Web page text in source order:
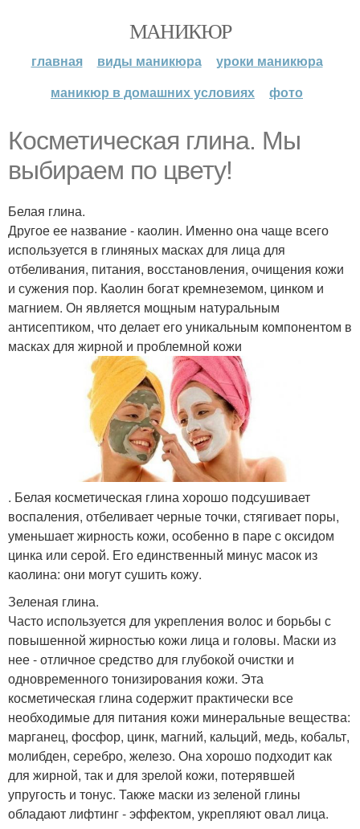
МАНИКЮР
главная виды маникюра
уроки маникюра
маникюр в домашних условиях
фото
Косметическая глина. Мы
выбираем по цвету!
Белая глина.
Другое ее название - каолин. Именно она чаще всего
используется в глиняных масках для лица для
отбеливания, питания, восстановления, очищения кожи
и сужения пор. Каолин богат кремнеземом, цинком и
магнием. Он является мощным натуральным
антисептиком, что делает его уникальным компонентом в
масках для жирной и проблемной кожи
. Белая косметическая глина хорошо подсушивает
воспаления, отбеливает черные точки, стягивает поры,
уменьшает жирность кожи, особенно в паре с оксидом
цинка или серой. Его единственный минус масок из
каолина: они могут сушить кожу.
Зеленая глина.
Часто используется для укрепления волос и борьбы с
повышенной жирностью кожи лица и головы. Маски из
нее - отличное средство для глубокой очистки и
одновременного тонизирования кожи. Эта
косметическая глина содержит практически все
необходимые для питания кожи минеральные вещества:
марганец, фосфор, цинк, магний, кальций, медь, кобальт,
молибден, серебро, железо. Она хорошо подходит как
для жирной, так и для зрелой кожи, потерявшей
упругость и тонус. Также маски из зеленой глины
обладают лифтинг - эффектом, укрепляют овал лица.